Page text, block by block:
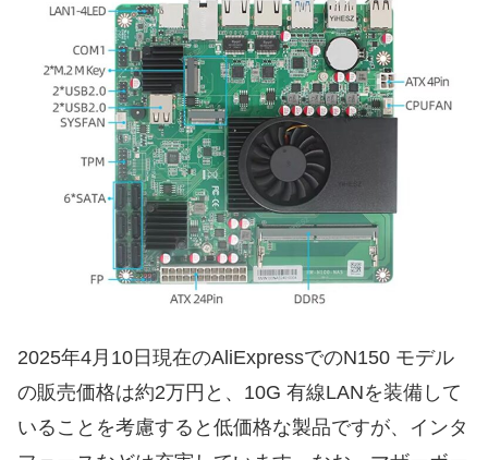
2025年4月10日現在のAliExpressでのN150 モデル
の販売価格は約2万円と、10G 有線LANを装備して
いることを考慮すると低価格な製品ですが、インタ